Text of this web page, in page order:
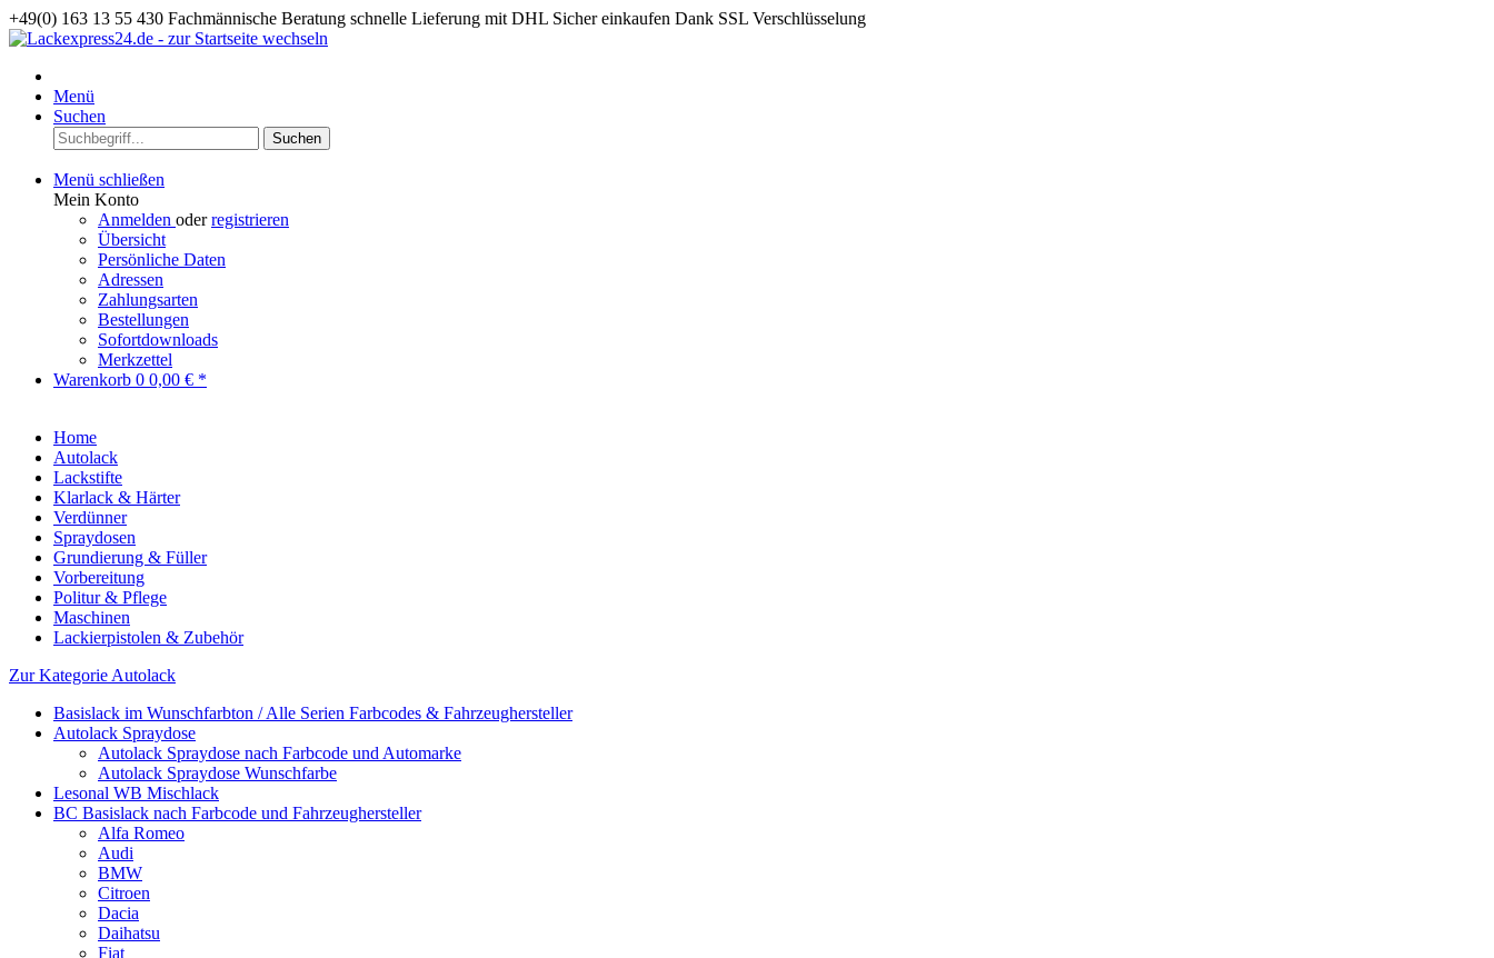
+49(0) 163 13 55 430 Fachmännische Beratung schnelle Lieferung mit DHL Sicher einkaufen Dank SSL Verschlüsselung
Menü
Suchen
Suchen
Menü schließen
Mein Konto
Anmelden oderregistrieren
Übersicht
Persönliche Daten
Adressen
Zahlungsarten
Bestellungen
Sofortdownloads
Merkzettel
Warenkorb 0 0,00 € *
Home
Autolack
Lackstifte
Klarlack & Härter
Verdünner
Spraydosen
Grundierung & Füller
Vorbereitung
Politur & Pflege
Maschinen
Lackierpistolen & Zubehör
Zur Kategorie Autolack
Basislack im Wunschfarbton / Alle Serien Farbcodes & Fahrzeughersteller
Autolack Spraydose
Autolack Spraydose nach Farbcode und Automarke
Autolack Spraydose Wunschfarbe
Lesonal WB Mischlack
BC Basislack nach Farbcode und Fahrzeughersteller
Alfa Romeo
Audi
BMW
Citroen
Dacia
Daihatsu
Fiat